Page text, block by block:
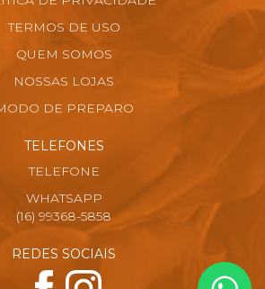
TERMOS DE USO
QUEM SOMOS
NOSSAS LOJAS
DE PREPARO
TELEFONES
TELEFONE
WHATSAPP
(16) 99368-5858
REDES SOCIAIS